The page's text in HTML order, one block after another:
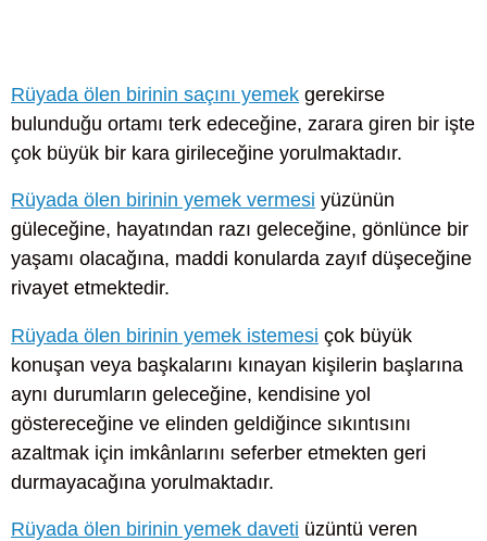
Rüyada ölen birinin saçını yemek gerekirse
bulunduğu ortamı terk edeceğine, zarara giren bir işte
çok büyük bir kara girileceğine yorulmaktadır.
Rüyada ölen birinin yemek vermesi yüzünün
güleceğine, hayatından razı geleceğine, gönlünce bir
yaşamı olacağına, maddi konularda zayıf düşeceğine
rivayet etmektedir.
Rüyada ölen birinin yemek istemesi çok büyük
konuşan veya başkalarını kınayan kişilerin başlarına
aynı durumların geleceğine, kendisine yol
göstereceğine ve elinden geldiğince sıkıntısını
azaltmak için imkânlarını seferber etmekten geri
durmayacağına yorulmaktadır.
Rüyada ölen birinin yemek daveti üzüntü veren